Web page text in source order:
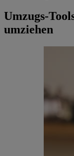
Umzugs-
umziehen